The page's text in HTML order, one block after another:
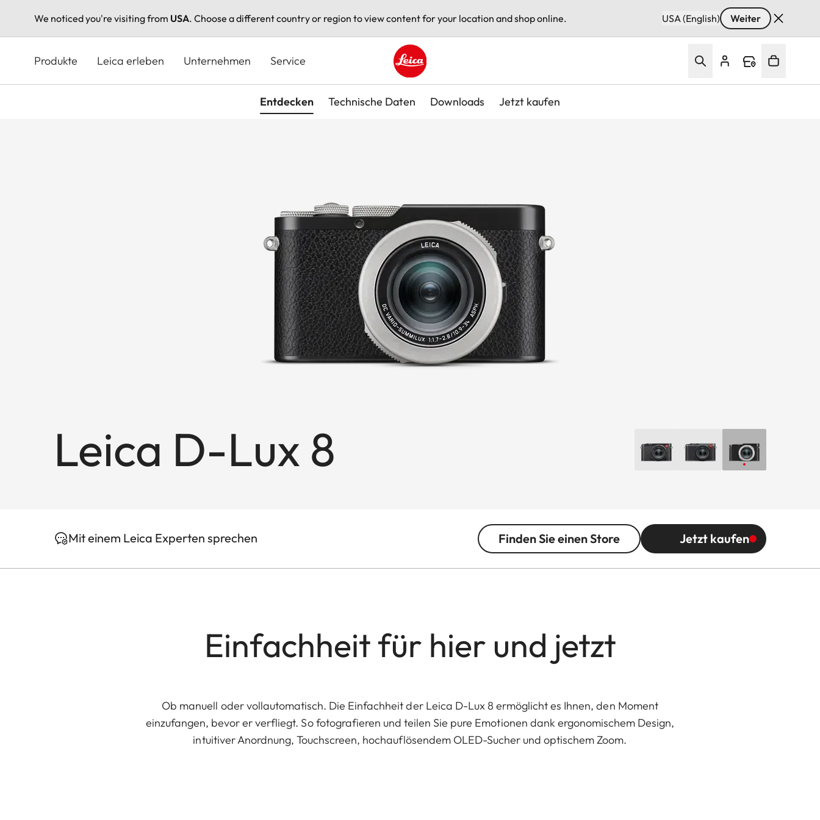
We noticed you're visiting from USA. Choose a different country or region to view content for your location and shop online. USA (English) Weiter
Produkte Leica erleben Unternehmen Service
Leica logo - Home
Entdecken Technische Daten Downloads Jetzt kaufen
Leica D-Lux 8
Mit einem Leica Experten sprechen Finden Sie einen Store Jetzt kaufen
Einfachheit für hier und jetzt
Ob manuell oder vollautomatisch. Die Einfachheit der Leica D-Lux 8 ermöglicht es Ihnen, den Moment
einzufangen, bevor er verfliegt. So fotografieren und teilen Sie pure Emotionen dank ergonomischem Design,
intuitiver Anordnung, Touchscreen, hochauflösendem OLED-Sucher und optischem Zoom.